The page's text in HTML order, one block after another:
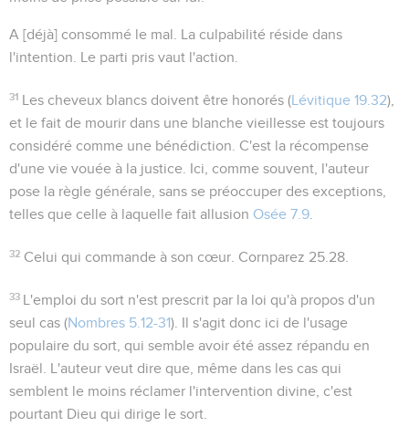
A [déjà] consommé le mal . La culpabilité réside dans
l'intention. Le parti pris vaut l'action.
31 Les cheveux blancs doivent être honorés (Lévitique 19.32),
et le fait de mourir dans une blanche vieillesse est toujours
considéré comme une bénédiction. C'est la récompense
d'une vie vouée à la justice. Ici, comme souvent, l'auteur
pose la règle générale, sans se préoccuper des exceptions,
telles que celle à laquelle fait allusion Osée 7.9
32 Celui qui commande à son cœur . Cornparez 25.28
33 L'emploi du sort n'est prescrit par la loi qu'à propos d'un
seul cas (Nombres 5.12-31). Il s'agit donc ici de l'usage
populaire du sort, qui semble avoir été assez répandu en
Israël. L'auteur veut dire que, même dans les cas qui
semblent le moins réclamer l'intervention divine, c'est
pourtant Dieu qui dirige le sort.